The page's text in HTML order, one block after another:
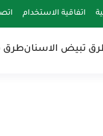
اتفاقية الاستخدام
تبيض الاسنانطرق